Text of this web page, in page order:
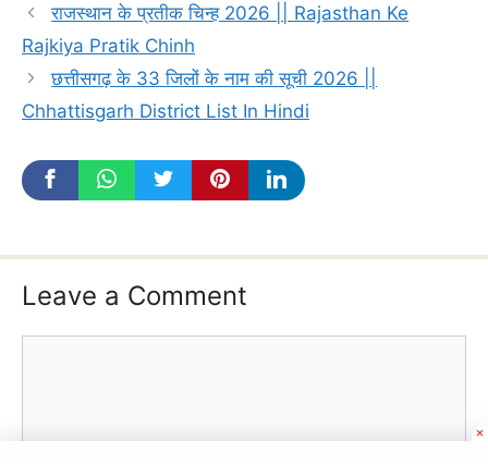
राजस्थान के प्रतीक चिन्ह 2026 || Rajasthan Ke
Rajkiya Pratik Chinh
छत्तीसगढ़ के 33 जिलों के नाम की सूची 2026 ||
Chhattisgarh District List In Hindi
Leave a Comment